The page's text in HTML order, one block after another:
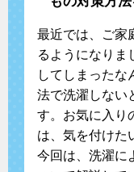
最近では、ご家
るようになりま
してしまったな
法で洗濯しない
す。お気に入り
は、気を付けた
今回は、洗濯に